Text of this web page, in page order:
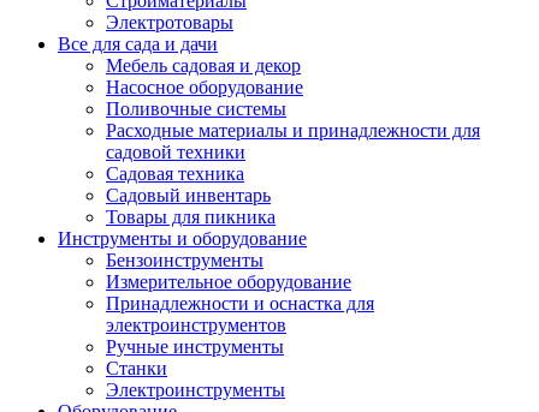
Электротовары
Все для сада и дачи
Мебель садовая и декор
Насосное оборудование
Поливочные системы
Расходные материалы и принадлежности для
садовой техники
Садовая техника
Садовый инвентарь
Товары для пикника
Инструменты и оборудование
Бензоинструменты
Измерительное оборудование
Принадлежности и оснастка для
электроинструментов
Ручные инструменты
Станки
Электроинструменты